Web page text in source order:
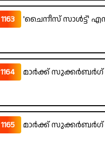
1163 'ചൈനീസ് സാൾട്ട്'
1164 മാർക്ക് സുക്കർബർഗ്
1165 മാർക്ക് സുക്കർബർഗ്